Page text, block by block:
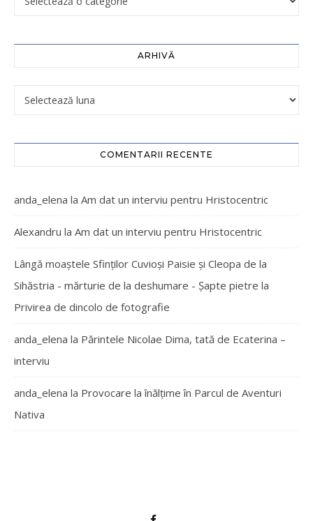
ARHIVĂ
COMENTARII RECENTE
anda_elena la Am dat un interviu pentru Hristocentric
Alexandru la Am dat un interviu pentru Hristocentric
Lângă moaștele Sfinților Cuvioși Paisie și Cleopa de la
Sihăstria - mărturie de la deshumare - Şapte pietre la
Privirea de dincolo de fotografie
anda_elena la Părintele Nicolae Dima, tată de Ecaterina –
interviu
anda_elena la Provocare la înălțime în Parcul de Aventuri
Nativa